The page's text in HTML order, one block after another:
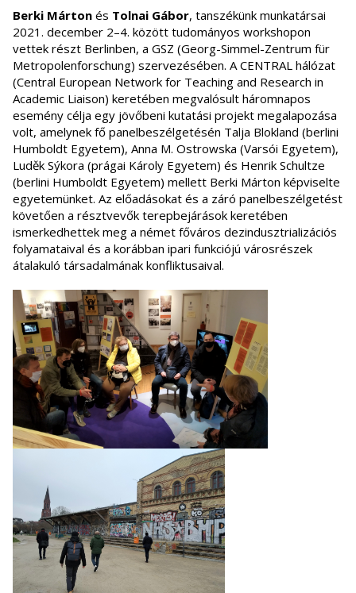
Berki Márton és Tolnai Gábor, tanszékünk munkatársai
2021. december 2–4. között tudományos workshopon
vettek részt Berlinben, a GSZ (Georg-Simmel-Zentrum für
Metropolenforschung) szervezésében. A CENTRAL hálózat
(Central European Network for Teaching and Research in
Academic Liaison) keretében megvalósult háromnapos
esemény célja egy jövőbeni kutatási projekt megalapozása
volt, amelynek fő panelbeszélgetésén Talja Blokland (berlini
Humboldt Egyetem), Anna M. Ostrowska (Varsói Egyetem),
Luděk Sýkora (prágai Károly Egyetem) és Henrik Schultze
(berlini Humboldt Egyetem) mellett Berki Márton képviselte
egyetemünket. Az előadásokat és a záró panelbeszélgetést
követően a résztvevők terepbejárások keretében
ismerkedhettek meg a német főváros dezindusztrializációs
folyamataival és a korábban ipari funkciójú városrészek
átalakuló társadalmának konfliktusaival.